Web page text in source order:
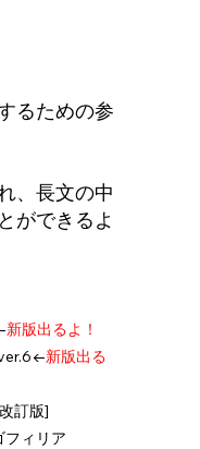
るための参
、長文の中
ができるよ
新版出るよ！
新版出る
訂版]
フィリア